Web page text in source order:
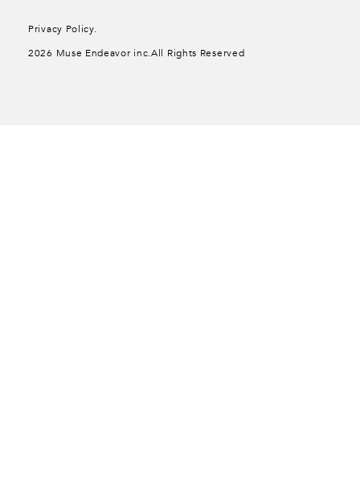
Privacy Policy.
2026 Muse Endeavor inc.All Rights Reserved